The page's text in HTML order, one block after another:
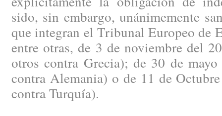
sido, sin embargo, unánimemente
que integran el Tribunal Europeo de
entre otras, de 3 de noviembre del
otros contra Grecia); de 30 de
contra Alemania) o de 11 de
contra Turquía).